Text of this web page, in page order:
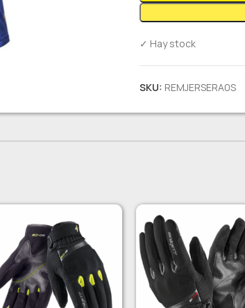
✓ Hay stock
SKU: REMJERSERA0S